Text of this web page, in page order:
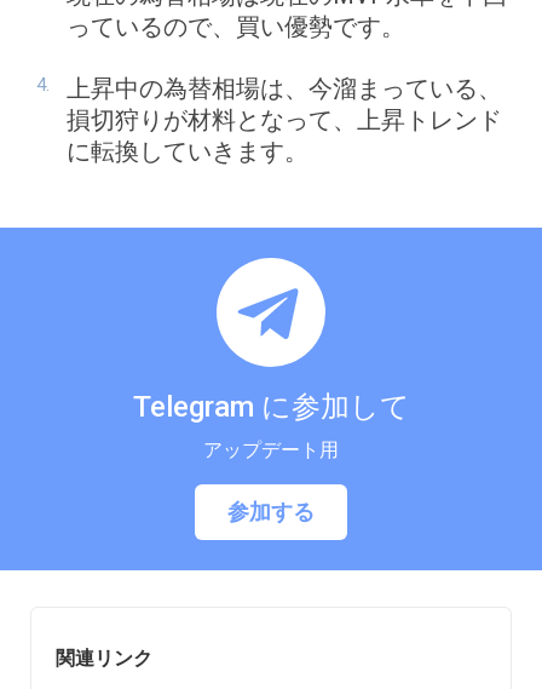
関連リンク
っているので、買い優勢です。
上昇中の為替相場は、今溜まっている、
損切狩りが材料となって、上昇トレンド
に転換していきます。
Telegram に参加して
アップデート用
参加する